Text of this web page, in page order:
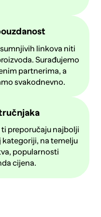
linkova niti
Surađujemo
partnerima, a
svakodnevno.
preporučaju najbolji
kategoriji, na temelju
popularnosti
cijena.